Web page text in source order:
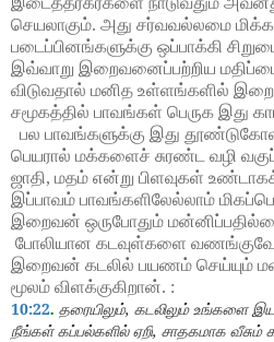
செயலாகும். அது சர்வவல்லமை
படைப்பினங்களுக்கு ஒப்பாக்கி
இவ்வாறு இறைவனைப்பற்றிய மதிப்பை
விடுவதால் மனித உள்ளங்களில்
சமூகத்தில் பாவங்கள் பெருக இது
பல பாவங்களுக்கு இது
பெயரால் மக்களைச் சுரண்ட வழி
ஜாதி, மதம் என்று பிளவுகள்
இப்பாவம் பாவங்களிலேல்லாம்
இறைவன் ஒருபோதும்
போலியான கடவுள்களை
இறைவன் கடலில் பயணம் செய்யும்
மூலம் விளக்குகிறான். :
10:22. தரையிலும், கடலிலும் உங்களை
நீங்கள் கப்பல்களில் ஏறி, சாதகமாக வீசும்